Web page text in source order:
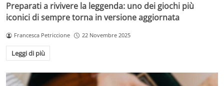
Preparati a rivivere la leggenda: uno dei giochi più
iconici di sempre torna in versione aggiornata
Francesca Petriccione 22 Novembre 2025
Leggi di più